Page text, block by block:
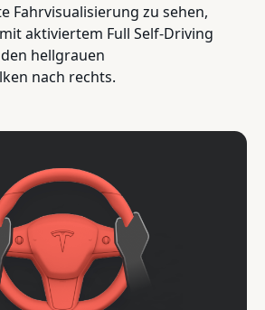
Fahrvisualisierung zu sehen,
aktiviertem Full Self-Driving
hellgrauen
nach rechts.